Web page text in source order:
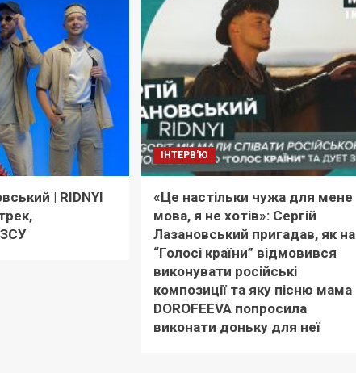
| RIDNYI
ІНТЕРВ'Ю
«Це настільки чужа для мене
мова, я не хотів»: Сергій
Лазановський пригадав, як на
“Голосі країни” відмовився
виконувати російські
композиції та яку пісню мама
DOROFEEVA попросила
виконати доньку для неї